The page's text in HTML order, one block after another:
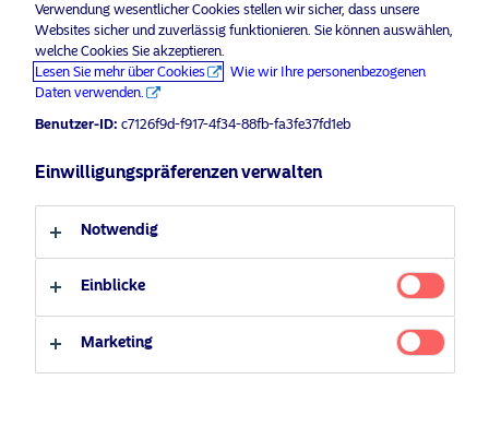
Österreich
Sprache
Anleger-Typ
Professioneller Anleger Privater Anleger
Verwendung wesentlicher Cookies stellen wir sicher, dass unsere
Websites sicher und zuverlässig funktionieren. Sie können auswählen,
welche Cookies Sie akzeptieren.
Lesen Sie mehr über Cookies
Wie wir Ihre personenbezogenen
Daten verwenden.
Benutzer-ID: c7126f9d-f917-4f34-88fb-fa3fe37fd1eb
Einwilligungspräferenzen verwalten
Notwendig
Einblicke
Marketing